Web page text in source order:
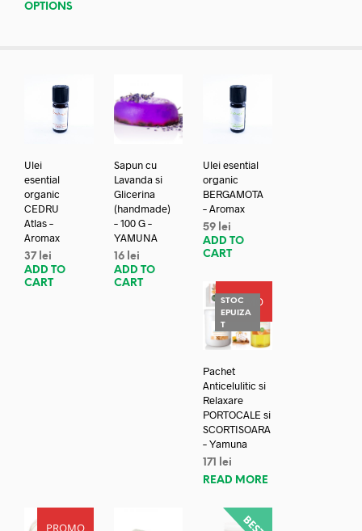
OPTIONS
Ulei
esential
organic
CEDRU
Atlas –
Aromax
37 lei
ADD TO
CART
Sapun cu
Lavanda si
Glicerina
(handmade)
– 100 G –
YAMUNA
16 lei
ADD TO
CART
Ulei esential
organic
BERGAMOTA
– Aromax
59 lei
ADD TO
CART
PROMO
STOC
EPUIZA
T
Pachet
Anticelulitic si
Relaxare
PORTOCALE si
SCORTISOARA
– Yamuna
171
lei
READ MORE
PROMO